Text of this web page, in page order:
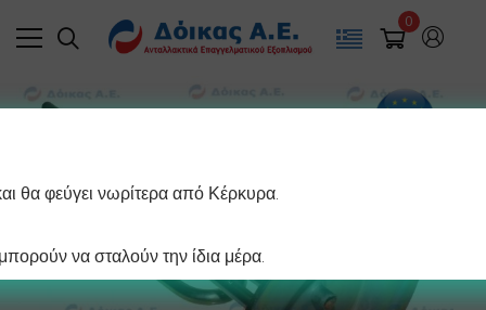
0
θα φεύγει νωρίτερα από Κέρκυρα.
να σταλούν την ίδια μέρα.